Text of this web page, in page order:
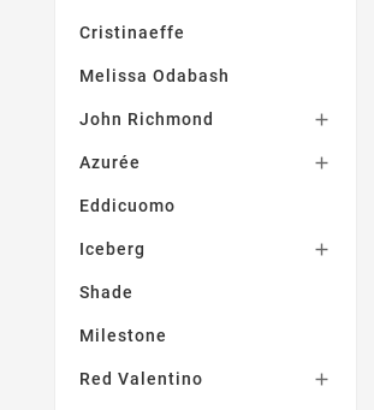
Cristinaeffe
Melissa Odabash
John Richmond 
Azurée 
Eddicuomo
Iceberg 
Shade
Milestone
Red Valentino 